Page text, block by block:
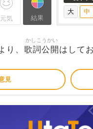
元気 結果
り、 歌詞公開
かしこうかい
はして
見